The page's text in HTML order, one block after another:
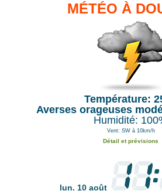
MÉTÉO À
Température:
Averses orageuses
Humidité:
Vent: SW à 10km/h
Détail et prévisions
lun. 10 août